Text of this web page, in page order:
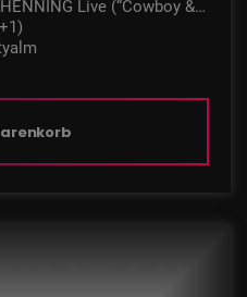
Live (“Cowboy & I